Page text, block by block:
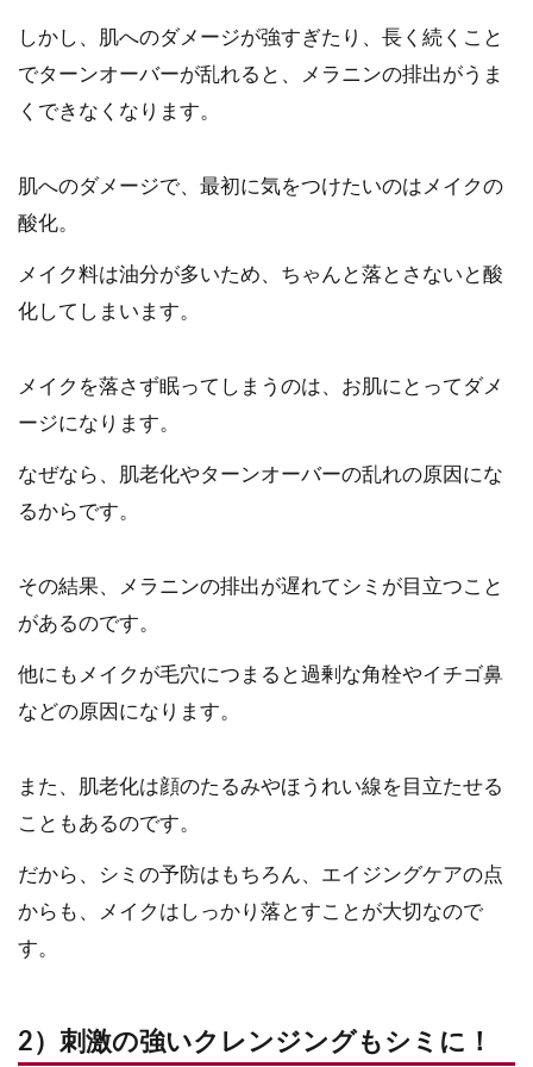
しかし、肌へのダメージが強すぎたり、長く続くこと
でターンオーバーが乱れると、メラニンの排出がうま
くできなくなります。
肌へのダメージで、最初に気をつけたいのはメイクの
酸化。
メイク料は油分が多いため、ちゃんと落とさないと酸
化してしまいます。
メイクを落さず眠ってしまうのは、お肌にとってダメ
ージになります。
なぜなら、肌老化やターンオーバーの乱れの原因にな
るからです。
その結果、メラニンの排出が遅れてシミが目立つこと
があるのです。
他にもメイクが毛穴につまると過剰な角栓やイチゴ鼻
などの原因になります。
また、肌老化は顔のたるみやほうれい線を目立たせる
こともあるのです。
だから、シミの予防はもちろん、エイジングケアの点
からも、メイクはしっかり落とすことが大切なので
す。
2）刺激の強いクレンジングもシミに！